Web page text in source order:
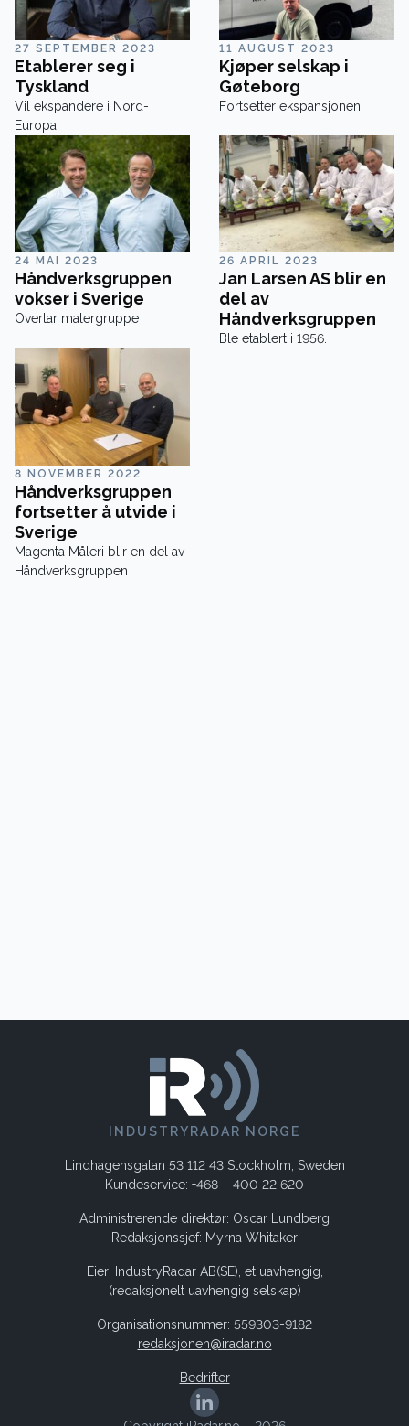
27 SEPTEMBER 2023
Etablerer seg i
Tyskland
Vil ekspandere i Nord-
Europa
11 AUGUST 2023
Kjøper selskap i
Gøteborg
Fortsetter ekspansjonen.
24 MAI 2023
Håndverksgruppen
vokser i Sverige
Overtar malergruppe
26 APRIL 2023
Jan Larsen AS blir en
del av
Håndverksgruppen
Ble etablert i 1956.
8 NOVEMBER 2022
Håndverksgruppen
fortsetter å utvide i
Sverige
Magenta Måleri blir en del av
Håndverksgruppen
INDUSTRYRADAR NORGE
Lindhagensgatan 53 112 43 Stockholm, Sweden
Kundeservice: +468 – 400 22 620
Administrerende direktør: Oscar Lundberg
Redaksjonssjef: Myrna Whitaker
Eier: IndustryRadar AB(SE), et uavhengig,
(redaksjonelt uavhengig selskap)
Organisationsnummer: 559303-9182
redaksjonen@iradar.no
Bedrifter